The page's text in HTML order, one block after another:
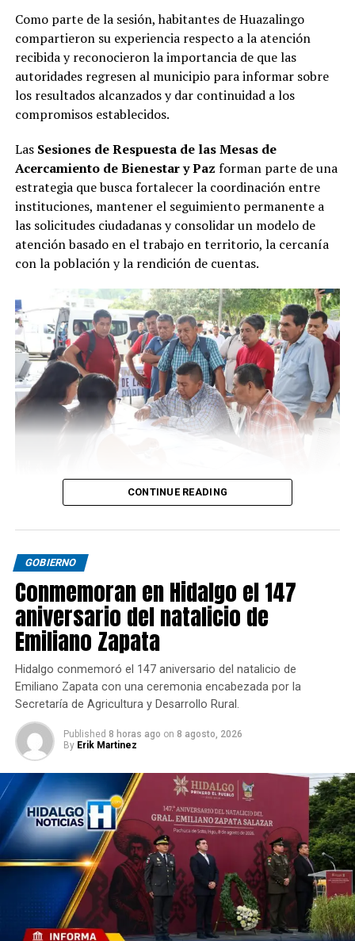
Como parte de la sesión, habitantes de Huazalingo
compartieron su experiencia respecto a la atención
recibida y reconocieron la importancia de que las
autoridades regresen al municipio para informar sobre
los resultados alcanzados y dar continuidad a los
compromisos establecidos.
Las Sesiones de Respuesta de las Mesas de
Acercamiento de Bienestar y Paz forman parte de una
estrategia que busca fortalecer la coordinación entre
instituciones, mantener el seguimiento permanente a
las solicitudes ciudadanas y consolidar un modelo de
atención basado en el trabajo en territorio, la cercanía
con la población y la rendición de cuentas.
CONTINUE READING
GOBIERNO
Conmemoran en Hidalgo el 147
aniversario del natalicio de
Emiliano Zapata
Hidalgo conmemoró el 147 aniversario del natalicio de
Emiliano Zapata con una ceremonia encabezada por la
Secretaría de Agricultura y Desarrollo Rural.
Published 8 horas ago on 8 agosto, 2026
By Erik Martinez